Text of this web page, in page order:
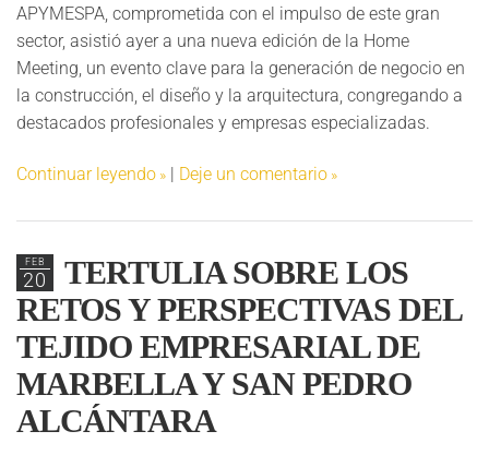
APYMESPA, comprometida con el impulso de este gran
sector, asistió ayer a una nueva edición de la Home
Meeting, un evento clave para la generación de negocio en
la construcción, el diseño y la arquitectura, congregando a
destacados profesionales y empresas especializadas.
Continuar leyendo | Deje un comentario
FEB
20
TERTULIA SOBRE LOS
RETOS Y PERSPECTIVAS DEL
TEJIDO EMPRESARIAL DE
MARBELLA Y SAN PEDRO
ALCÁNTARA